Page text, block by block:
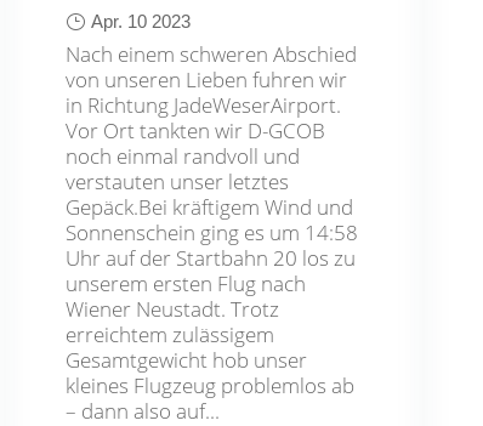
Apr. 10 2023
Nach einem schweren Abschied
von unseren Lieben fuhren wir
in Richtung JadeWeserAirport.
Vor Ort tankten wir D-GCOB
noch einmal randvoll und
verstauten unser letztes
Gepäck.Bei kräftigem Wind und
Sonnenschein ging es um 14:58
Uhr auf der Startbahn 20 los zu
unserem ersten Flug nach
Wiener Neustadt. Trotz
erreichtem zulässigem
Gesamtgewicht hob unser
kleines Flugzeug problemlos ab
– dann also auf...